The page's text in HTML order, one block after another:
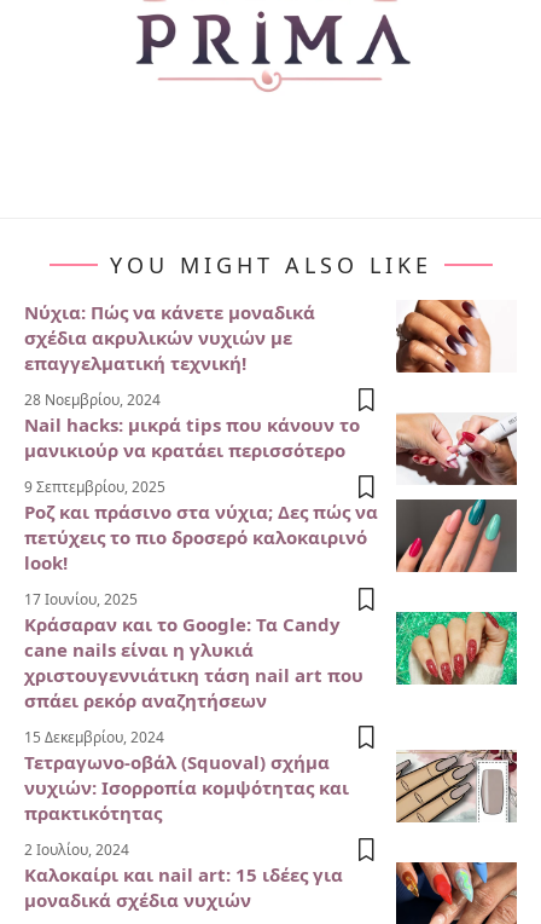
YOU MIGHT ALSO LIKE
Νύχια: Πώς να κάνετε μοναδικά
σχέδια ακρυλικών νυχιών με
επαγγελματική τεχνική!
28 Νοεμβρίου, 2024
Nail hacks: μικρά tips που κάνουν το
μανικιούρ να κρατάει περισσότερο
9 Σεπτεμβρίου, 2025
Ροζ και πράσινο στα νύχια; Δες πώς να
πετύχεις το πιο δροσερό καλοκαιρινό
look!
17 Ιουνίου, 2025
Κράσαραν και το Google: Τα Candy
cane nails είναι η γλυκιά
χριστουγεννιάτικη τάση nail art που
σπάει ρεκόρ αναζητήσεων
15 Δεκεμβρίου, 2024
Τετραγωνο-οβάλ (Squoval) σχήμα
νυχιών: Ισορροπία κομψότητας και
πρακτικότητας
2 Ιουλίου, 2024
Καλοκαίρι και nail art: 15 ιδέες για
μοναδικά σχέδια νυχιών